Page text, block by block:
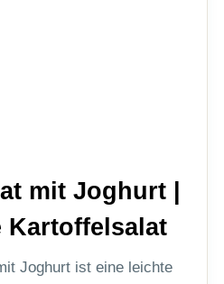
mit Joghurt |
Kartoffelsalat
Joghurt ist eine leichte